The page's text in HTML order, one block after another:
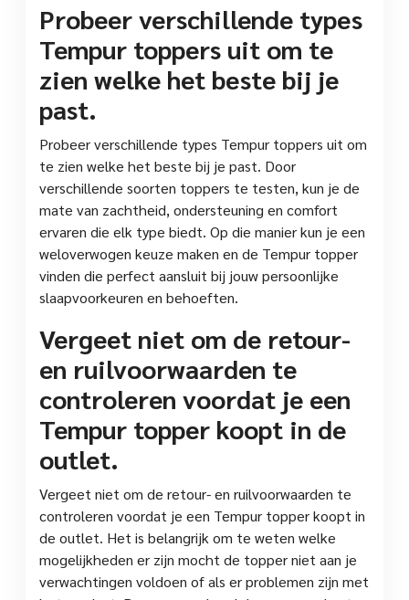
Probeer verschillende types
Tempur toppers uit om te
zien welke het beste bij je
past.
Probeer verschillende types Tempur toppers uit om
te zien welke het beste bij je past. Door
verschillende soorten toppers te testen, kun je de
mate van zachtheid, ondersteuning en comfort
ervaren die elk type biedt. Op die manier kun je een
weloverwogen keuze maken en de Tempur topper
vinden die perfect aansluit bij jouw persoonlijke
slaapvoorkeuren en behoeften.
Vergeet niet om de retour-
en ruilvoorwaarden te
controleren voordat je een
Tempur topper koopt in de
outlet.
Vergeet niet om de retour- en ruilvoorwaarden te
controleren voordat je een Tempur topper koopt in
de outlet. Het is belangrijk om te weten welke
mogelijkheden er zijn mocht de topper niet aan je
verwachtingen voldoen of als er problemen zijn met